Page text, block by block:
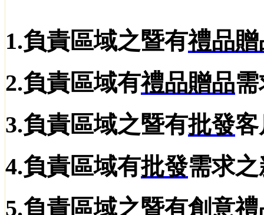
1.負責區域之暨有禮品
2.負責區域有禮品贈品
3.負責區域之暨有批發客
4.負責區域有批發需求
5.負責區域之暨有創意禮